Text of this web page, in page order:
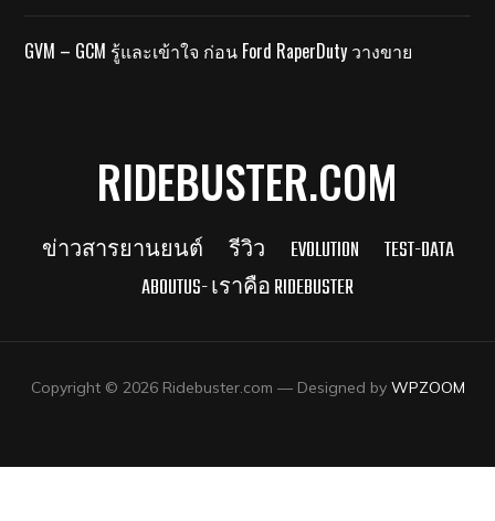
GVM – GCM รู้และเข้าใจ ก่อน Ford RaperDuty วางขาย
RIDEBUSTER.COM
ข่าวสารยานยนต์ รีวิว EVOLUTION
TEST-DATA
ABOUTUS- เราคือ RIDEBUSTER
Copyright © 2026 Ridebuster.com — Designed by WPZOOM